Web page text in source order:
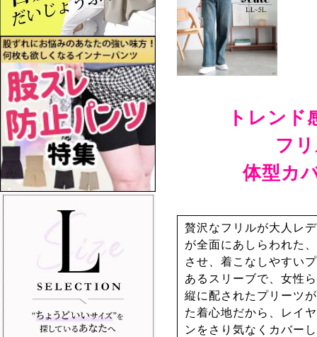
トレン
フ
体型カ
贅沢なフリルが大人レ
が全面にあしらわれた
させ、着こなしやすい
あるスリーブで、女性
縦に配されたプリーツ
た着心地だから、レイ
ンをさり気なくカバー